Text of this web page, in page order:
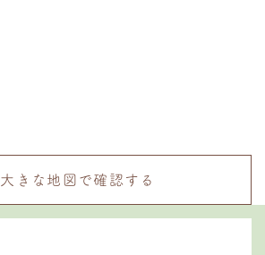
大きな地図で確認する